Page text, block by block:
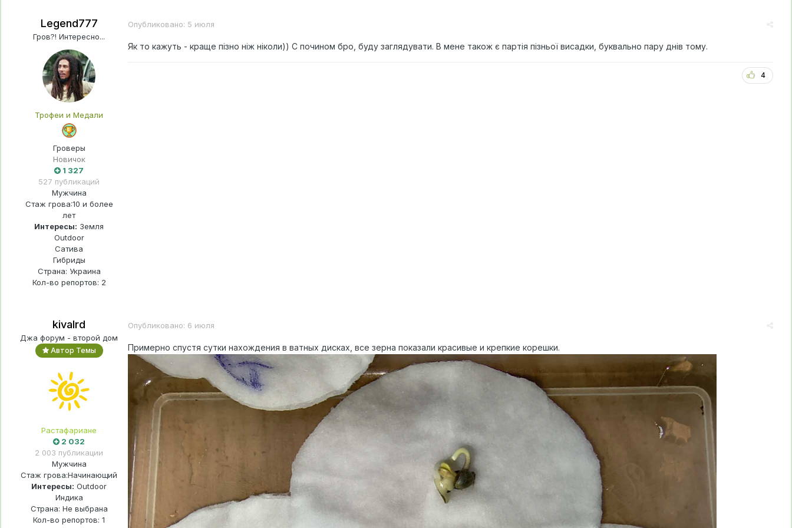
Legend777
Гров?! Интересно...
Трофеи и Медали
Гроверы
Новичок
1 327
527 публикаций
Мужчина
Стаж грова:10 и более
лет
Интересы: Земля
Outdoor
Сатива
Гибриды
Страна: Украина
Кол-во репортов: 2
Опубликовано: 5 июля
Як то кажуть - краще пізно ніж ніколи)) С почином бро, буду заглядувати. В мене також є партія пізньої висадки, буквально пару днів тому.
4
kivalrd
Джа форум - второй дом
Автор Темы
Растафариане
2 032
2 003 публикации
Мужчина
Стаж грова:Начинающий
Интересы: Outdoor
Индика
Страна: Не выбрана
Кол-во репортов: 1
Опубликовано: 6 июля
Примерно спустя сутки нахождения в ватных дисках, все зерна показали красивые и крепкие корешки.